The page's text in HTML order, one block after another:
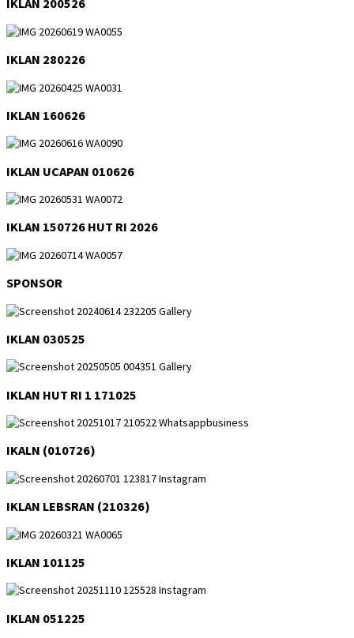
IKLAN 200526
IKLAN 280226
IKLAN 160626
IKLAN UCAPAN 010626
IKLAN 150726 HUT RI 2026
SPONSOR
IKLAN 030525
IKLAN HUT RI 1 171025
IKALN (010726)
IKLAN LEBSRAN (210326)
IKLAN 101125
IKLAN 051225